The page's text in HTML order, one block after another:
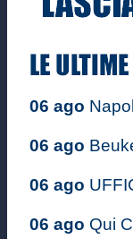
06 ago
06 ago
06 ago
06 ago Qui